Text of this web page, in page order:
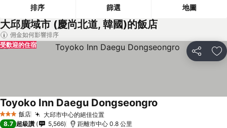
排序 篩選 地圖
大邱廣域市 (慶尚北道, 韓國)的飯店
佣金如何影響排序
分享 加
受歡迎的住宿
3 星級 飯店 大邱市中心的絕佳位置
Toyoko Inn Daegu Dongseongro
8.7 超級讚 5,566 距離市中心 0.8 公里